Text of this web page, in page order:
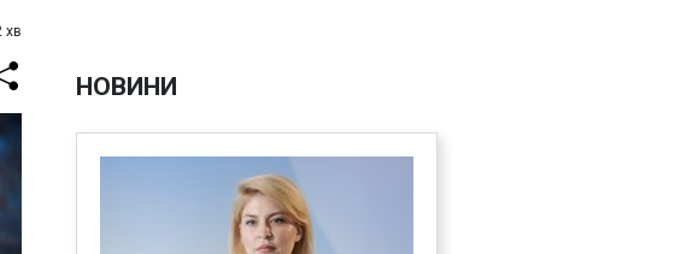
хв
НОВИНИ